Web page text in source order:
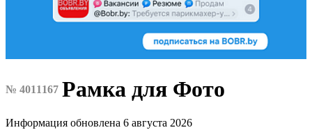
№ 4011167 Рамка для Фото
Информация обновлена 6 августа 2026